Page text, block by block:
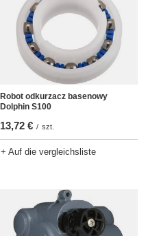
Robot odkurzacz basenowy
Dolphin S100
13,72 € / szt.
+ Auf die vergleichsliste